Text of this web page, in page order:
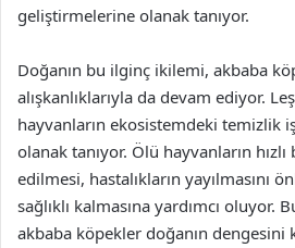
geliştirmelerine olanak tanıyor.
Doğanın bu ilginç ikilemi, akbaba
alışkanlıklarıyla da devam ediyor.
hayvanların ekosistemdeki temizlik
olanak tanıyor. Ölü hayvanların
edilmesi, hastalıkların yayılmasını
sağlıklı kalmasına yardımcı oluyor.
akbaba köpekler doğanın